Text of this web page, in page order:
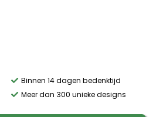
Binnen 14 dagen bedenktijd
Meer dan 300 unieke designs